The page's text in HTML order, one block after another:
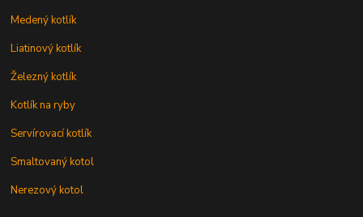
Medený kotlík
Liatinový kotlík
Železný kotlík
Kotlík na ryby
Servírovací kotlík
Smaltovaný kotol
Nerezový kotol